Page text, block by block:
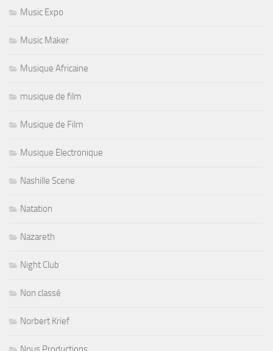
Music Expo
Music Maker
Musique Africaine
musique de film
Musique de Film
Musique Electronique
Nashille Scene
Natation
Nazareth
Night Club
Non classé
Norbert Krief